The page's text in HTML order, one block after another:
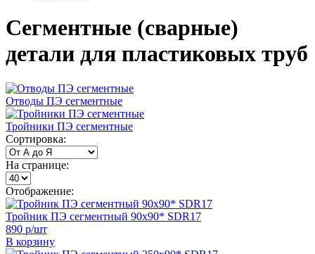
Сегментные (сварные)
детали для пластиковых труб
Отводы ПЭ сегментные
Тройники ПЭ сегментные
Сортировка:
На странице:
Отображение:
Тройник ПЭ сегментный 90х90* SDR17
890 р/шт
В корзину